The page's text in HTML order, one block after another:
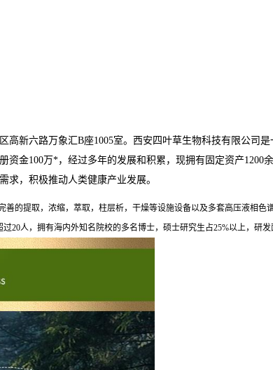
高新六路万象汇B座1005室。西安四叶草生物科技有限公司
资金100万*，经过多年的发展和积累，现拥有固定资产1200
求，积极推动人类健康产业发展。
的提取，浓缩，萃取，柱层析，干燥等设施设备以及多套高压液相色
过20人，拥有海内外知名院校的多名博士，硕士研究生占25%以上，研